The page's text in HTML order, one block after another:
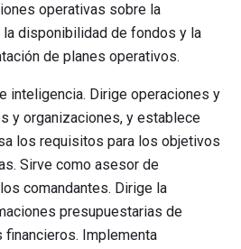
operativas sobre la
disponibilidad de fondos y la
de planes operativos.
inteligencia. Dirige operaciones y
y organizaciones, y establece
los requisitos para los objetivos
Sirve como asesor de
comandantes. Dirige la
presupuestarias de
Implementa